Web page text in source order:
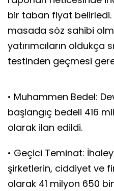
bir taban fiyat
masada söz sahibi
yatırımcıların oldukça
testinden geçmesi
• Muhammen Bedel:
başlangıç bedeli 416
olarak ilan edildi.
• Geçici Teminat:
şirketlerin, ciddiyet ve
olarak 41 milyon 650